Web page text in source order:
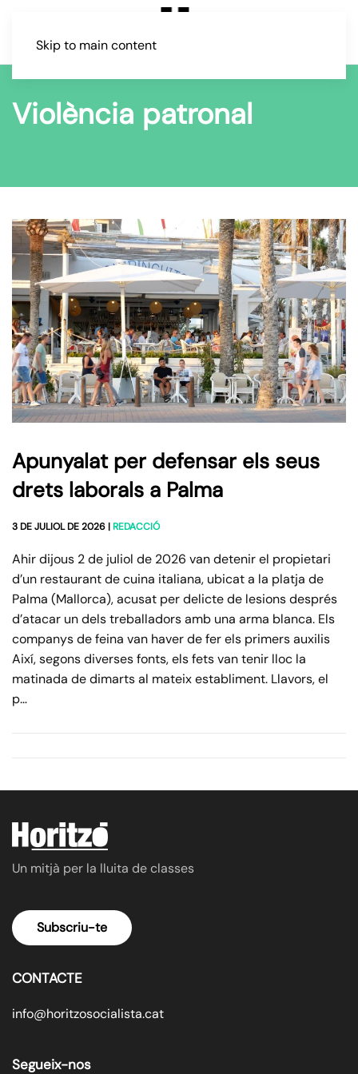
Skip to main content
Violència patronal
Apunyalat per defensar els seus
drets laborals a Palma
3 DE JULIOL DE 2026 |REDACCIÓ
Ahir dijous 2 de juliol de 2026 van detenir el propietari
d’un restaurant de cuina italiana, ubicat a la platja de
Palma (Mallorca), acusat per delicte de lesions després
d’atacar un dels treballadors amb una arma blanca. Els
companys de feina van haver de fer els primers auxilis
Així, segons diverses fonts, els fets van tenir lloc la
matinada de dimarts al mateix establiment. Llavors, el
p…
Un mitjà per la lluita de classes
Subscriu-te
CONTACTE
info@horitzosocialista.cat
Segueix-nos